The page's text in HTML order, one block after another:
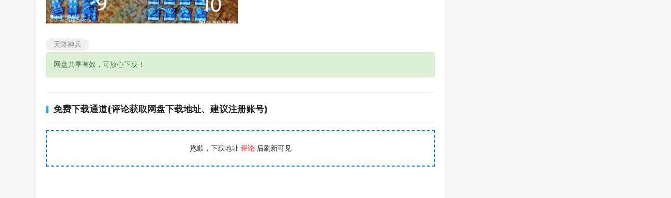
天降神兵
网盘共享有效，可放心下载！
免费下载通道(评论获取网盘下载地址、建议注册账号)
抱歉，下载地址 评论后刷新可见